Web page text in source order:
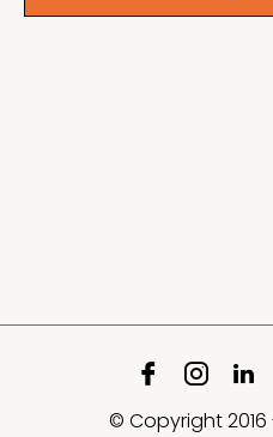
© Copyright 2016